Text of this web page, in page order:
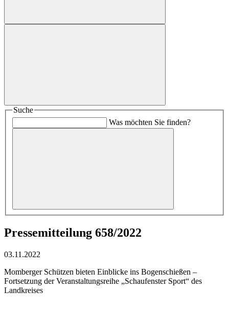
Suche
Was möchten Sie finden?
Pressemitteilung 658/2022
03.11.2022
Momberger Schützen bieten Einblicke ins Bogenschießen –
Fortsetzung der Veranstaltungsreihe „Schaufenster Sport“ des
Landkreises